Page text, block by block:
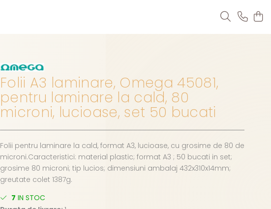
Folii A3 laminare, Omega 45081,
pentru laminare la cald, 80
microni, lucioase, set 50 bucati
Folii pentru laminare la cald, format A3, lucioase, cu grosime de 80 de
microni.Caracteristici: material plastic; format A3 ; 50 bucati in set;
grosime 80 microni; tip lucios; dimensiuni ambalaj 432x310x14mm;
greutate colet 1387g.
7 IN STOC